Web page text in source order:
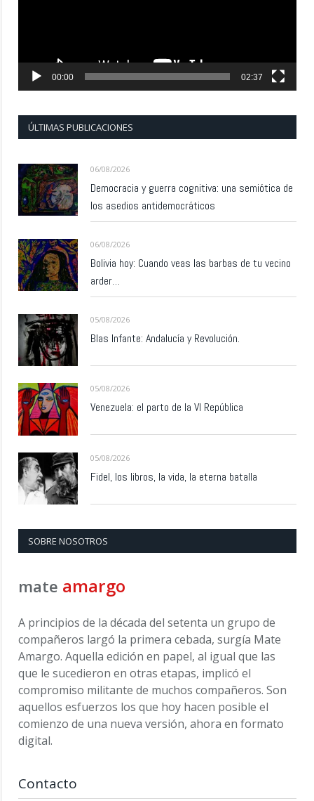
00:00 02:37
ÚLTIMAS PUBLICACIONES
06/08/2026
Democracia y guerra cognitiva: una semiótica de
los asedios antidemocráticos
06/08/2026
Bolivia hoy: Cuando veas las barbas de tu vecino
arder…
05/08/2026
Blas Infante: Andalucía y Revolución.
05/08/2026
Venezuela: el parto de la VI República
05/08/2026
Fidel, los libros, la vida, la eterna batalla
SOBRE NOSOTROS
mate amargo
A principios de la década del setenta un grupo de
compañeros largó la primera cebada, surgía Mate
Amargo. Aquella edición en papel, al igual que las
que le sucedieron en otras etapas, implicó el
compromiso militante de muchos compañeros. Son
aquellos esfuerzos los que hoy hacen posible el
comienzo de una nueva versión, ahora en formato
digital.
Contacto